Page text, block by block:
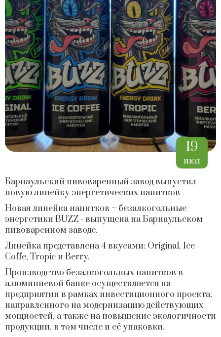
19
июл
Барнаульский пивоваренный завод выпустил
новую линейку энергетических напитков
Новая линейка напитков – безалкогольные
энергетики BUZZ - выпущена на Барнаульском
пивоваренном заводе.
Линейка представлена 4 вкусами: Original, Ice
Coffe, Tropic и Berry.
Производство безалкогольных напитков в
алюминиевой банке осуществляется на
предприятии в рамках инвестиционного проекта,
направленного на модернизацию действующих
мощностей, а также на повышение экологичности
продукции, в том числе и её упаковки.